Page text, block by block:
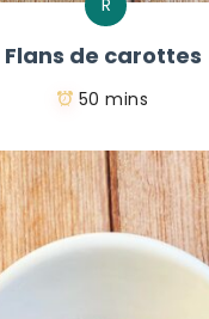
R
Flans de carottes
50 mins